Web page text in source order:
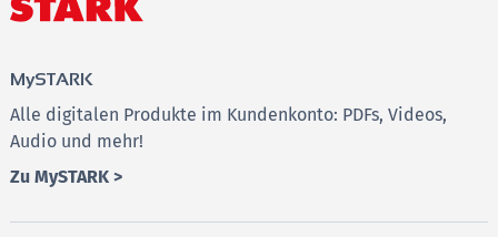
➔ Machen Sie den ersten Schritt in Richtung
Mathe-Abi vor!
MySTARK
Alle digitalen Produkte im Kundenkonto: PDFs, Videos,
Audio und mehr!
Zu MySTARK >